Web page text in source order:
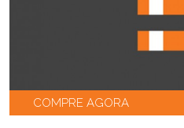
COMPRE AGORA